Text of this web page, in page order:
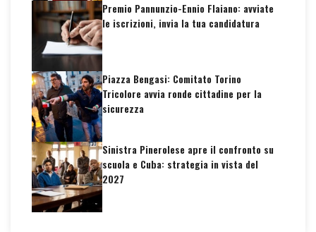
Premio Pannunzio-Ennio Flaiano: avviate
le iscrizioni, invia la tua candidatura
Piazza Bengasi: Comitato Torino
Tricolore avvia ronde cittadine per la
sicurezza
Sinistra Pinerolese apre il confronto su
scuola e Cuba: strategia in vista del
2027